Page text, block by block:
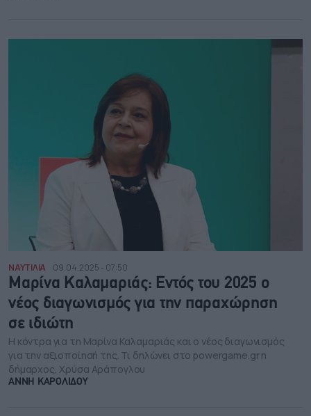
ΝΑΥΤΙΛΙΑ 09.04.2025 - 07:50
Μαρίνα Καλαμαριάς: Εντός του 2025 ο
νέος διαγωνισμός για την παραχώρηση
σε ιδιώτη
Η κόντρα για τη Μαρίνα Καλαμαριάς και ο νέος διαγωνισμός
για την αξιοποίησή της. Τι δηλώνει στο powergame.gr η
δήμαρχος, Χρύσα Αράπογλου
ΑΝΝΗ ΚΑΡΟΛΙΔΟΥ